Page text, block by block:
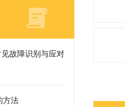
故障识别与应对
方法